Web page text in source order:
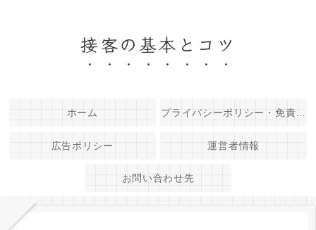
接客の基本とコツ
ホーム
広告ポリシー 運営者情報
お問い合わせ先